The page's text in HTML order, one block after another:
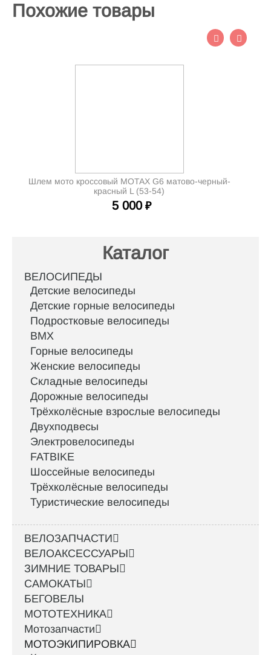
Похожие товары
Шлем мото кроссовый MOTAX G6 матово-черный-
красный L (53-54)
5 000 ₽
Каталог
ВЕЛОСИПЕДЫ
Детские велосипеды
Детские горные велосипеды
Подростковые велосипеды
BMX
Горные велосипеды
Женские велосипеды
Складные велосипеды
Дорожные велосипеды
Трёхколёсные взрослые велосипеды
Двухподвесы
Электровелосипеды
FATBIKE
Шоссейные велосипеды
Трёхколёсные велосипеды
Туристические велосипеды
ВЕЛОЗАПЧАСТИ
ВЕЛОАКСЕССУАРЫ
ЗИМНИЕ ТОВАРЫ
САМОКАТЫ
БЕГОВЕЛЫ
МОТОТЕХНИКА
Мотозапчасти
МОТОЭКИПИРОВКА